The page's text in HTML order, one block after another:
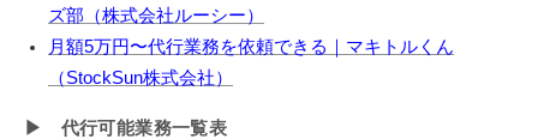
ズ部（株式会社ルーシー）
月額5万円〜代行業務を依頼できる｜マキトルくん
（StockSun株式会社）
▶ 代行可能業務一覧表